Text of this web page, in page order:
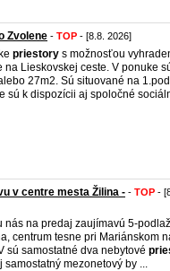
Zvolene - TOP - [8.8. 2026]
priestory s možnosťou
Lieskovskej ceste. V ponuke
27m2. Sú situované na
sú k dispozícii aj spoločné
v centre mesta Žilina - - TOP -
nás na predaj zaujímavú 5-
centrum tesne pri Mariánskom
sú samostatné dva nebytové
mezonetový by ...